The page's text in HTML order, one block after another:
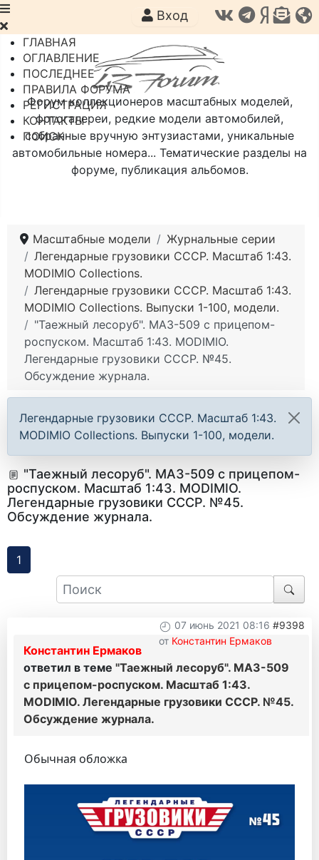
Форум коллекционеров масштабных моделей,
фотогалереи, редкие модели автомобилей,
собранные вручную энтузиастами, уникальные
автомобильные номера... Тематические разделы на
форуме, публикация альбомов.
Вход
ГЛАВНАЯ
ОГЛАВЛЕНИЕ
ПОСЛЕДНЕЕ
ПРАВИЛА ФОРУМА
РЕГИСТРАЦИЯ
КОНТАКТЫ
ПОИСК
Масштабные модели
Журнальные серии
Легендарные грузовики СССР. Масштаб 1:43.
MODIMIO Collections.
Легендарные грузовики СССР. Масштаб 1:43.
MODIMIO Collections. Выпуски 1-100, модели.
"Таежный лесоруб". МАЗ-509 с прицепом-
роспуском. Масштаб 1:43. MODIMIO.
Легендарные грузовики СССР. №45.
Обсуждение журнала.
Легендарные грузовики СССР. Масштаб 1:43.
MODIMIO Collections. Выпуски 1-100, модели.
"Таежный лесоруб". МАЗ-509 с прицепом-
роспуском. Масштаб 1:43. MODIMIO.
Легендарные грузовики СССР. №45.
Обсуждение журнала.
1
07 июнь 2021 08:16 #9398
от Константин Ермаков
Константин Ермаков
ответил в теме "Таежный лесоруб". МАЗ-509
с прицепом-роспуском. Масштаб 1:43.
MODIMIO. Легендарные грузовики СССР. №45.
Обсуждение журнала.
Обычная обложка